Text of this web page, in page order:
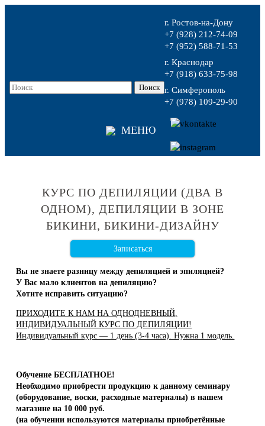
МЕНЮ
г. Ростов-на-Дону
+7 (928) 212-74-09
+7 (952) 588-71-53
г. Краснодар
+7 (918) 633-75-98
г. Симферополь
+7 (978) 109-29-90
КУРС ПО ДЕПИЛЯЦИИ (ДВА В
ОДНОМ), ДЕПИЛЯЦИИ В ЗОНЕ
БИКИНИ, БИКИНИ-ДИЗАЙНУ
Записаться
Вы не знаете разницу между депиляцией и эпиляцией?
У Вас мало клиентов на депиляцию?
Хотите исправить ситуацию?
ПРИХОДИТЕ К НАМ НА ОДНОДНЕВНЫЙ,
ИНДИВИДУАЛЬНЫЙ КУРС ПО ДЕПИЛЯЦИИ!
Индивидуальный курс — 1 день (3-4 часа). Нужна 1 модель.
Обучение БЕСПЛАТНОЕ!
Необходимо приобреcти продукцию к данному семинару
(оборудование, воски, расходные материалы) в нашем
магазине на 10 000 руб.
(на обучении используются материалы приобретённые